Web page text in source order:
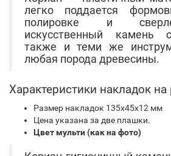
легко поддается
полировке и
искусственный камень
также и теми же
любая порода древесины.
Характеристики накладок
Размер накладок 135х45х12 мм
Цена указана за две плашки.
Цвет мульти (как на фото)